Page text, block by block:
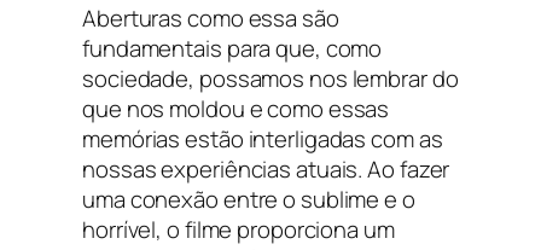
Aberturas como essa são
fundamentais para que, como
sociedade, possamos nos lembrar do
que nos moldou e como essas
memórias estão interligadas com as
nossas experiências atuais. Ao fazer
uma conexão entre o sublime e o
horrível, o filme proporciona um